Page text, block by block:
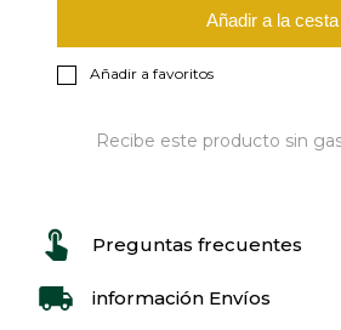
Añadir a la cesta
Añadir a favoritos
Recibe este producto sin
Preguntas frecuentes
información Envíos